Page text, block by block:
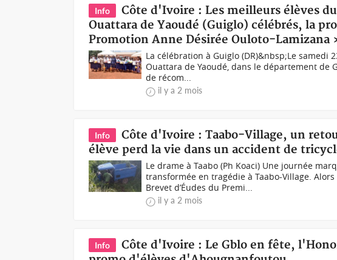
Info
Côte d'Ivoire : Les meilleurs élèves
Ouattara de Yaoudé (Guiglo) célébrés, la
Promotion Anne Désirée Ouloto-Lamizana
La célébration à Guiglo (DR)&nbsp;Le samedi
Ouattara de Yaoudé, dans le département de
de récom...
il y a 2 mois
Info
Côte d'Ivoire : Taabo-Village, un
élève perd la vie dans un accident de
Le drame à Taabo (Ph Koaci) Une journée
transformée en tragédie à Taabo-Village.
Brevet d’Éudes du Premi...
il y a 2 mois
Info
Côte d'Ivoire : Le Gblo en fête,